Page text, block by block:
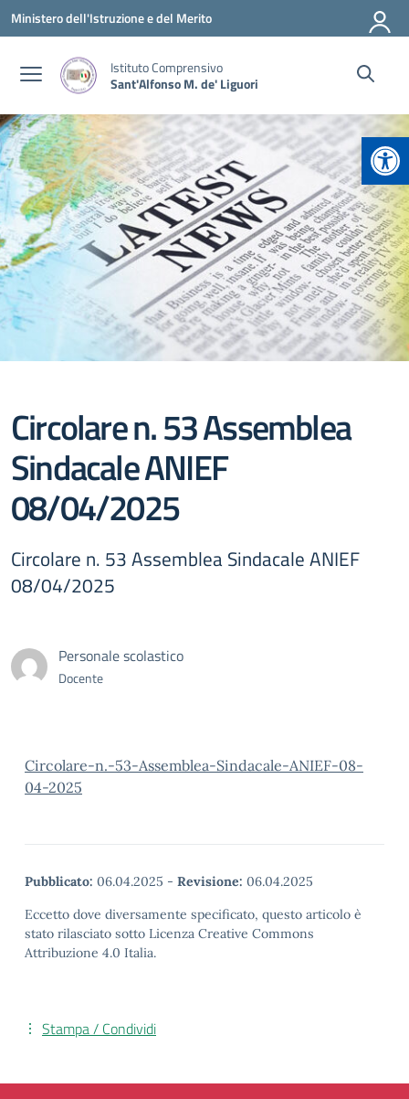
Vai ai contenuti
Vai al menu di navigazione
Vai al footer
Ministero dell'Istruzione e del Merito
Istituto Comprensivo
Sant'Alfonso M. de' Liguori
Circolare n. 53 Assemblea
Sindacale ANIEF
08/04/2025
Circolare n. 53 Assemblea Sindacale ANIEF
08/04/2025
Personale scolastico
Docente
Circolare-n.-53-Assemblea-Sindacale-ANIEF-08-
04-2025
Pubblicato: 06.04.2025 - Revisione: 06.04.2025
Eccetto dove diversamente specificato, questo articolo è
stato rilasciato sotto Licenza Creative Commons
Attribuzione 4.0 Italia.
Stampa / Condividi